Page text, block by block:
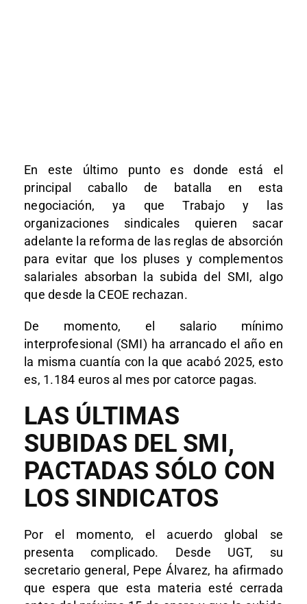
En este último punto es donde está el
principal caballo de batalla en esta
negociación, ya que Trabajo y las
organizaciones sindicales quieren sacar
adelante la reforma de las reglas de absorción
para evitar que los pluses y complementos
salariales absorban la subida del SMI, algo
que desde la CEOE rechazan.
De momento, el salario mínimo
interprofesional (SMI) ha arrancado el año en
la misma cuantía con la que acabó 2025, esto
es, 1.184 euros al mes por catorce pagas.
LAS ÚLTIMAS
SUBIDAS DEL SMI,
PACTADAS SÓLO CON
LOS SINDICATOS
Por el momento, el acuerdo global se
presenta complicado. Desde UGT, su
secretario general, Pepe Álvarez, ha afirmado
que espera que esta materia esté cerrada